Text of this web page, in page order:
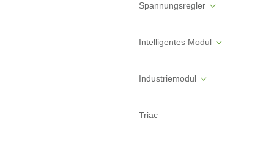
Spannungsregler
Intelligentes Modul
Industriemodul
Triac